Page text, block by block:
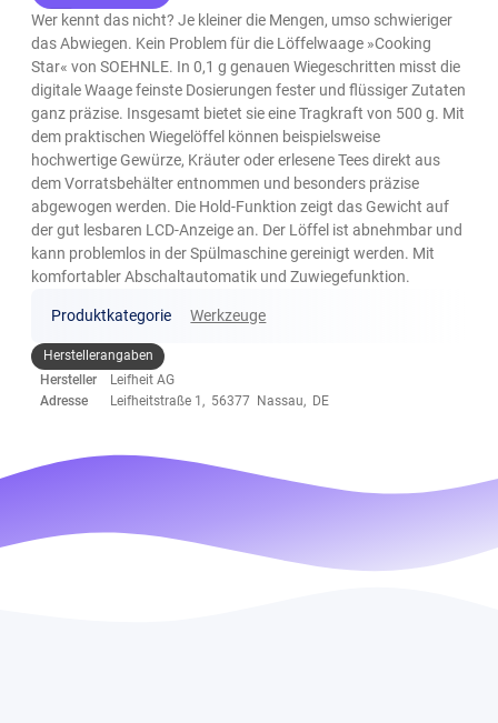
Wer kennt das nicht? Je kleiner die Mengen, umso schwieriger
das Abwiegen. Kein Problem für die Löffelwaage »Cooking
Star« von SOEHNLE. In 0,1 g genauen Wiegeschritten misst die
digitale Waage feinste Dosierungen fester und flüssiger Zutaten
ganz präzise. Insgesamt bietet sie eine Tragkraft von 500 g. Mit
dem praktischen Wiegelöffel können beispielsweise
hochwertige Gewürze, Kräuter oder erlesene Tees direkt aus
dem Vorratsbehälter entnommen und besonders präzise
abgewogen werden. Die Hold-Funktion zeigt das Gewicht auf
der gut lesbaren LCD-Anzeige an. Der Löffel ist abnehmbar und
kann problemlos in der Spülmaschine gereinigt werden. Mit
komfortabler Abschaltautomatik und Zuwiegefunktion.
Produktkategorie Werkzeuge
Herstellerangaben
Hersteller
Leifheit AG
Adresse
Leifheitstraße 1, 56377 Nassau, DE